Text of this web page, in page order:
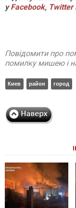
уFacebook, Twitter
Повідомити про
помилку мишею і
Киев район город